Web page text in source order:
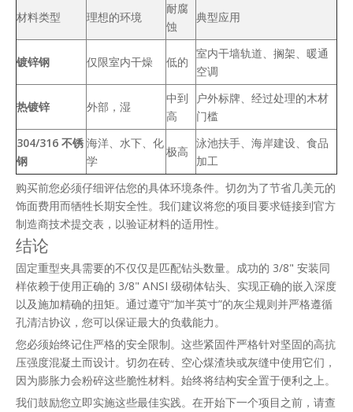
材料类型 理想的环境
耐腐
蚀
典型应用
镀锌钢 仅限室内干燥 低的
室内干墙轨道、搁架、暖通
空调
热镀锌 外部，湿
中到
高
户外标牌、经过处理的木材
门槛
304/316 不锈
钢
海洋、水下、化
学
极高
泳池扶手、海岸建设、食品
加工
购买前您必须仔细评估您的具体环境条件。切勿为了节省几美元的
饰面费用而牺牲长期安全性。我们建议将您的项目要求链接到官方
制造商技术提交表，以验证材料的适用性。
结论
固定重型夹具需要的不仅仅是匹配钻头数量。成功的 3/8" 安装同
样依赖于使用正确的 3/8" ANSI 级砌体钻头、实现正确的嵌入深度
以及施加精确的扭矩。通过遵守“加半英寸”的灰尘规则并严格遵循
孔清洁协议，您可以保证最大的负载能力。
您必须始终记住严格的安全限制。这些紧固件严格针对坚固的高抗
压强度混凝土而设计。切勿在砖、空心煤渣块或灰缝中使用它们，
因为膨胀力会粉碎这些脆性材料。始终将结构安全置于便利之上。
我们鼓励您立即实施这些最佳实践。在开始下一个项目之前，请查